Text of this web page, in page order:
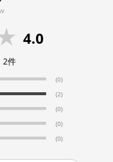
4.0
2件
(0)
(2)
(0)
(0)
(0)